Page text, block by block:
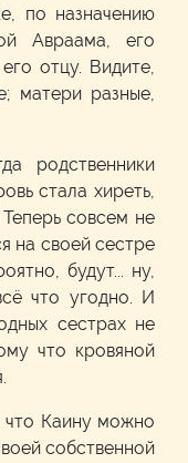
по назначению
Авраама, его
отцу. Видите,
матери разные,
родственники
стала хиреть,
совсем не
на своей сестре
будут... ну,
что угодно. И
сестрах не
что кровяной
что Каину можно
собственной